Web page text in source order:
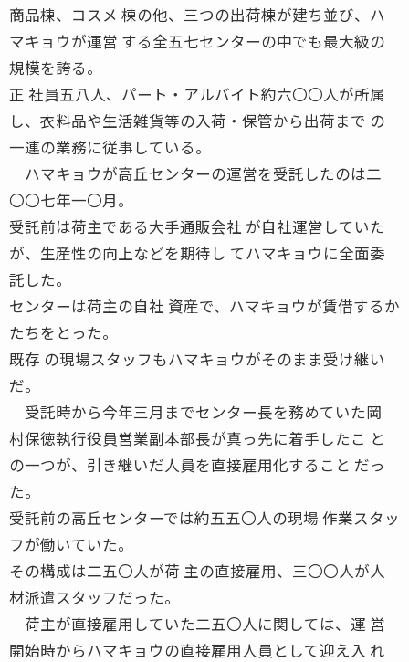
商品棟、コスメ 棟の他、三つの出荷棟が建ち並び、ハ
マキョウが運営 する全五七センターの中でも最大級の
規模を誇る。
正 社員五八人、パート・アルバイト約六〇〇人が所属
し、衣料品や生活雑貨等の入荷・保管から出荷まで の
一連の業務に従事している。
ハマキョウが高丘センターの運営を受託したのは二
〇〇七年一〇月。
受託前は荷主である大手通販会社 が自社運営していた
が、生産性の向上などを期待し てハマキョウに全面委
託した。
センターは荷主の自社 資産で、ハマキョウが賃借するか
たちをとった。
既存 の現場スタッフもハマキョウがそのまま受け継い
だ。
受託時から今年三月までセンター長を務めていた岡
村保徳執行役員営業副本部長が真っ先に着手したこ と
の一つが、引き継いだ人員を直接雇用化すること だっ
た。
受託前の高丘センターでは約五五〇人の現場 作業スタッ
フが働いていた。
その構成は二五〇人が荷 主の直接雇用、三〇〇人が人
材派遣スタッフだった。
荷主が直接雇用していた二五〇人に関しては、運 営
開始時からハマキョウの直接雇用人員として迎え入 れ